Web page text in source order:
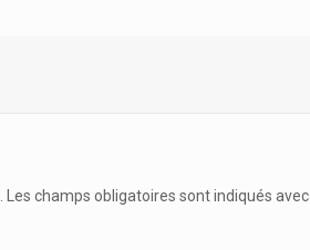
Les champs obligatoires sont indiqués avec